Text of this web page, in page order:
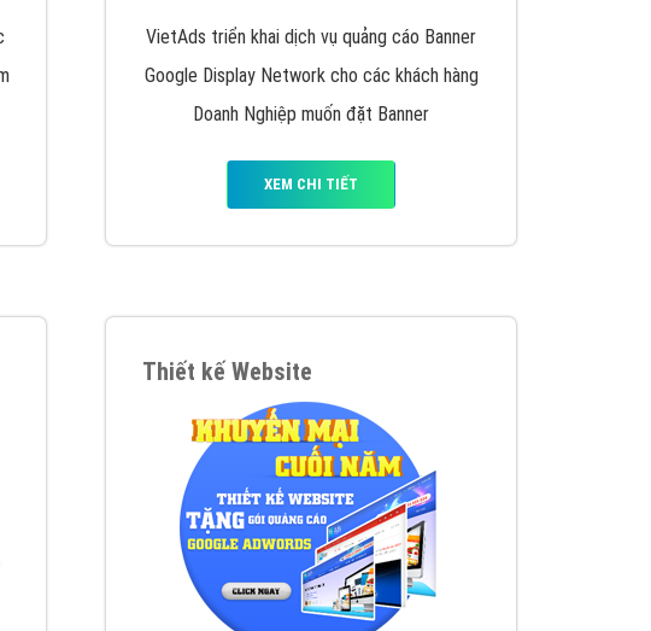
Quảng cáo Remarketing
VietAds triển khai dịch vụ quảng cáo Banner
Google Display Network cho các khách hàng
Doanh Nghiệp muốn đặt Banner
XEM CHI TIẾT